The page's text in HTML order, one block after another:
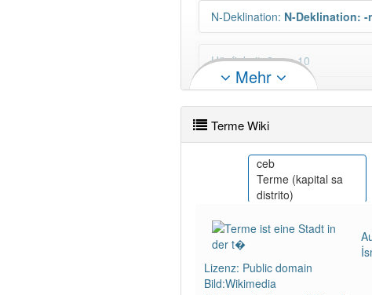
N-Deklination: N-Deklination: -
Häufigkeit: 2 von 10
Wörter mit Endung-termeaber
Mehr
Terme Wiki
ceb
Terme (kapital sa
distrito)
Lizenz: Public domain
Bild:Wikimedia